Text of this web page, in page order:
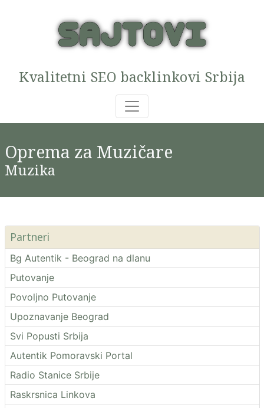
Kvalitetni SEO backlinkovi Srbija
Oprema za Muzičare
Muzika
Partneri
Bg Autentik - Beograd na dlanu
Putovanje
Povoljno Putovanje
Upoznavanje Beograd
Svi Popusti Srbija
Autentik Pomoravski Portal
Radio Stanice Srbije
Raskrsnica Linkova